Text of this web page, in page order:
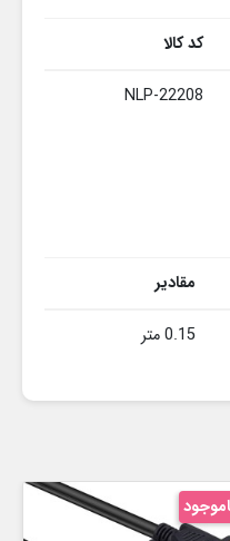
کد کالا
NLP-22208
مقادیر
0.15 متر